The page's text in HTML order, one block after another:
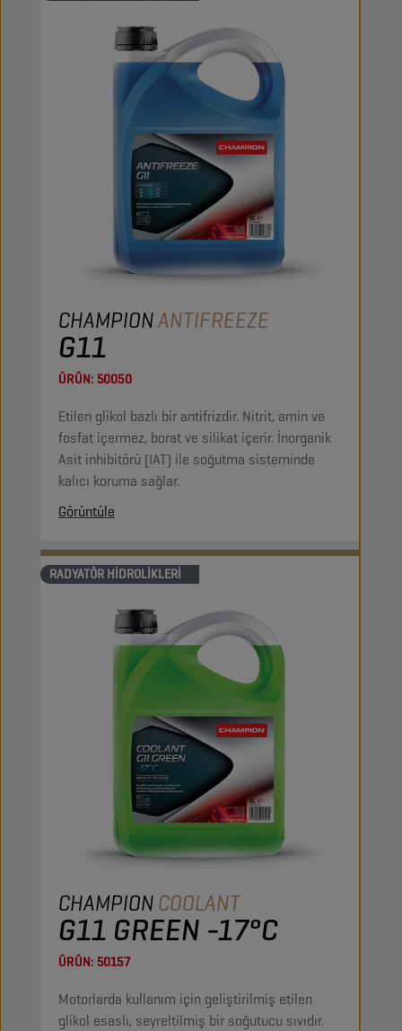
CHAMPIONANTIFREEZE
G11
ÜRÜN: 50050
Etilen glikol bazlı bir antifrizdir. Nitrit, amin ve
fosfat içermez, borat ve silikat içerir. İnorganik
Asit inhibitörü (IAT) ile soğutma sisteminde
kalıcı koruma sağlar.
Görüntüle
RADYATÖR HIDROLIKLERI
CHAMPIONCOOLANT
G11 GREEN -17°C
ÜRÜN: 50157
Motorlarda kullanım için geliştirilmiş etilen
glikol esaslı, seyreltilmiş bir soğutucu sıvıdır.